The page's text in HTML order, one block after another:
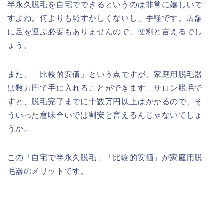
半永久脱毛を自宅でできるというのは非常に嬉しいで
すよね。何よりも恥ずかしくないし、手軽です。店舗
に足を運ぶ必要もありませんので、便利と言えるでし
ょう。
また、「比較的安価」という点ですが、家庭用脱毛器
は数万円で手に入れることができます。サロン脱毛で
すと、脱毛完了までに十数万円以上はかかるので、そ
ういった意味合いでは割安と言えるんじゃないでしょ
うか。
この「自宅で半永久脱毛」「比較的安価」が家庭用脱
毛器のメリットです。